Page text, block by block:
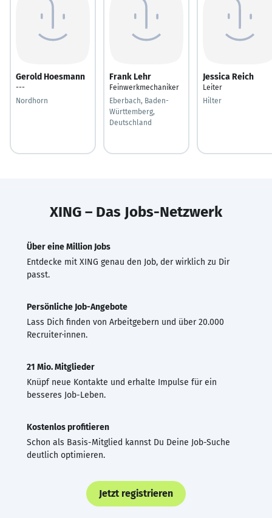
Gerold Hoesmann
---
Nordhorn
Frank Lehr
Feinwerkmechaniker
Eberbach, Baden-
Württemberg,
Deutschland
Jessica Reich
Leiter
Hilter
XING – Das Jobs-Netzwerk
Über eine Million Jobs
Entdecke mit XING genau den Job, der wirklich zu Dir
passt.
Persönliche Job-Angebote
Lass Dich finden von Arbeitgebern und über 20.000
Recruiter·innen.
21 Mio. Mitglieder
Knüpf neue Kontakte und erhalte Impulse für ein
besseres Job-Leben.
Kostenlos profitieren
Schon als Basis-Mitglied kannst Du Deine Job-Suche
deutlich optimieren.
Jetzt registrieren